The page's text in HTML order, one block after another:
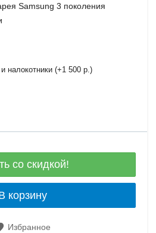
Samsung 3 поколения
налокотники (+1 500 р.)
со скидкой!
корзину
Избранное